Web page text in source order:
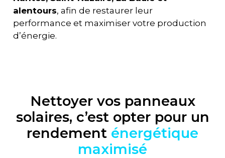
alentours, afin de restaurer leur
performance et maximiser votre production
d’énergie.
Nettoyer vos panneaux
solaires, c’est opter pour un
rendement énergétique
maximisé